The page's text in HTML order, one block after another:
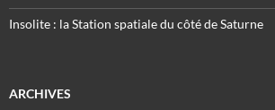
Insolite : la Station spatiale du côté de Saturne
ARCHIVES